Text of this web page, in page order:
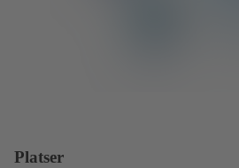
Platser